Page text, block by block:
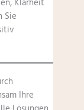
Klarheit
Sie
Ihre